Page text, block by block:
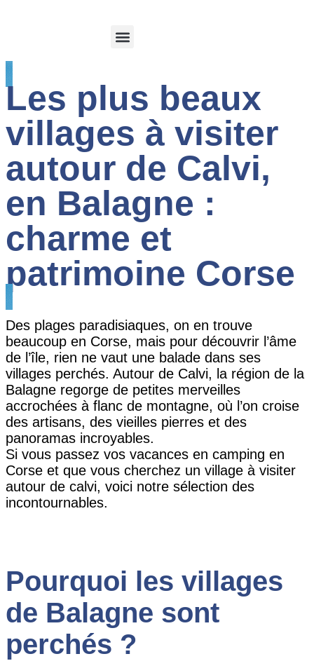
Les plus beaux
villages à visiter
autour de Calvi,
en Balagne :
charme et
patrimoine Corse
Des plages paradisiaques, on en trouve
beaucoup en Corse, mais pour découvrir l’âme
de l’île, rien ne vaut une balade dans ses
villages perchés. Autour de Calvi, la région de la
Balagne regorge de petites merveilles
accrochées à flanc de montagne, où l’on croise
des artisans, des vieilles pierres et des
panoramas incroyables.
Si vous passez vos vacances en camping en
Corse et que vous cherchez un village à visiter
autour de calvi, voici notre sélection des
incontournables.
Pourquoi les villages
de Balagne sont
perchés ?